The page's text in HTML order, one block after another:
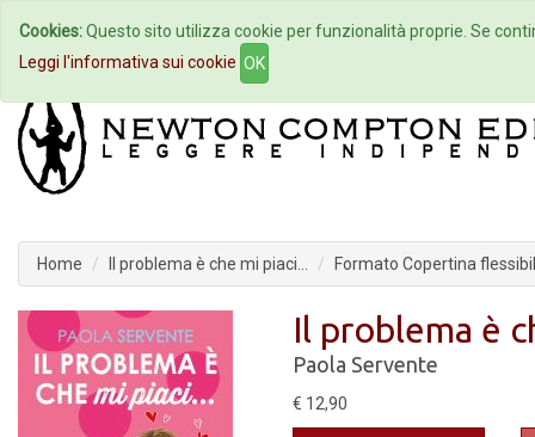
Home Autori Eventi
Home Il problema è che mi piaci... Formato Copertina
Il problema è
Paola Servente
€ 12,90
Cookies:Questo sito utilizza cookie per funzionalità proprie. Se
Leggi l'informativa sui cookie OK